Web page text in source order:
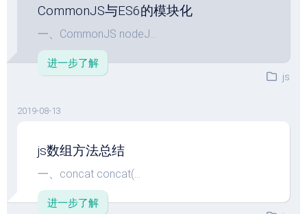
CommonJS与ES6的模块化
一、CommonJS nodeJ...
进一步了解
js
2019-08-13
js数组方法总结
一、concat concat(...
进一步了解